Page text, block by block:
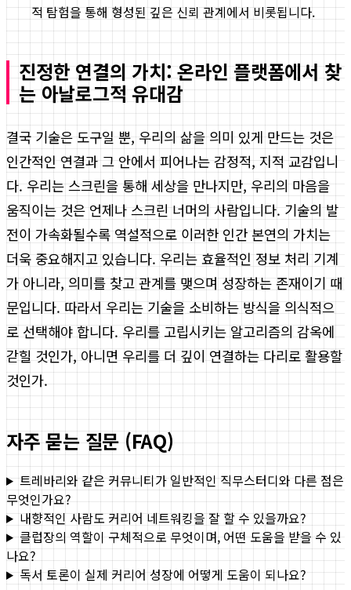
적 탐험을 통해 형성된 깊은 신뢰 관계에서 비롯됩니다.
진정한 연결의 가치: 온라인 플랫폼에서 찾
는 아날로그적 유대감
결국 기술은 도구일 뿐, 우리의 삶을 의미 있게 만드는 것은
인간적인 연결과 그 안에서 피어나는 감정적, 지적 교감입니
다. 우리는 스크린을 통해 세상을 만나지만, 우리의 마음을
움직이는 것은 언제나 스크린 너머의 사람입니다. 기술의 발
전이 가속화될수록 역설적으로 이러한 인간 본연의 가치는
더욱 중요해지고 있습니다. 우리는 효율적인 정보 처리 기계
가 아니라, 의미를 찾고 관계를 맺으며 성장하는 존재이기 때
문입니다. 따라서 우리는 기술을 소비하는 방식을 의식적으
로 선택해야 합니다. 우리를 고립시키는 알고리즘의 감옥에
갇힐 것인가, 아니면 우리를 더 깊이 연결하는 다리로 활용할
것인가.
자주 묻는 질문 (FAQ)
트레바리와 같은 커뮤니티가 일반적인 직무스터디와 다른 점은
무엇인가요?
내향적인 사람도 커리어 네트워킹을 잘 할 수 있을까요?
클럽장의 역할이 구체적으로 무엇이며, 어떤 도움을 받을 수 있
나요?
독서 토론이 실제 커리어 성장에 어떻게 도움이 되나요?